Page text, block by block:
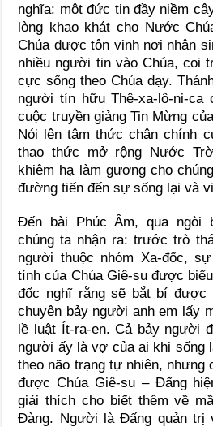
nghĩa: một đức tin đầy niềm
lòng khao khát cho Nước
Chúa được tôn vinh nơi nhân
nhiều người tin vào Chúa, coi
cực sống theo Chúa dạy.
người tín hữu Thê-xa-lô-ni-ca
cuộc truyền giảng Tin Mừng
Nói lên tâm thức chân chính
thao thức mở rộng Nước
khiêm hạ làm gương cho
đường tiến đến sự sống lại và
Đến bài Phúc Âm, qua ngòi
chúng ta nhận ra: trước trò
người thuộc nhóm Xa-đốc,
tính của Chúa Giê-su được
đốc nghĩ rằng sẽ bắt bí được
chuyện bảy người anh em lấy
lề luật Ít-ra-en. Cả bảy người
người ấy là vợ của ai khi sống
theo não trạng tự nhiên, nhưng
được Chúa Giê-su – Đấng
giải thích cho biết thêm về
Đàng. Người là Đấng quản trị